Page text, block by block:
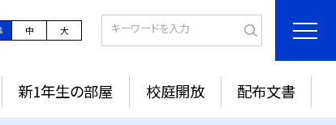
中 大
新1年生の部屋 校庭開放 配布文書